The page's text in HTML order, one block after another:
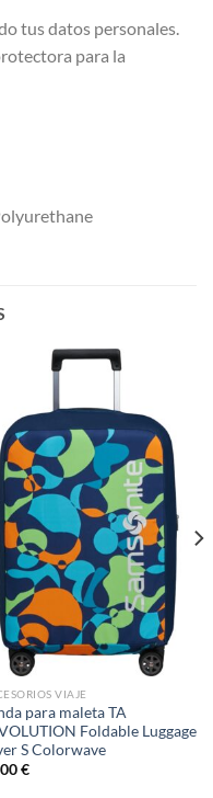
tus datos personales.
para la
VIAJE
para maleta TA
Foldable Luggage
S Colorwave
€